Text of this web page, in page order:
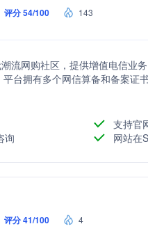
评分 54/100 143
流网购社区，提供增值电信业
台拥有多个网信算备和备案证
支持官
询
网站在
评分 41/100 4